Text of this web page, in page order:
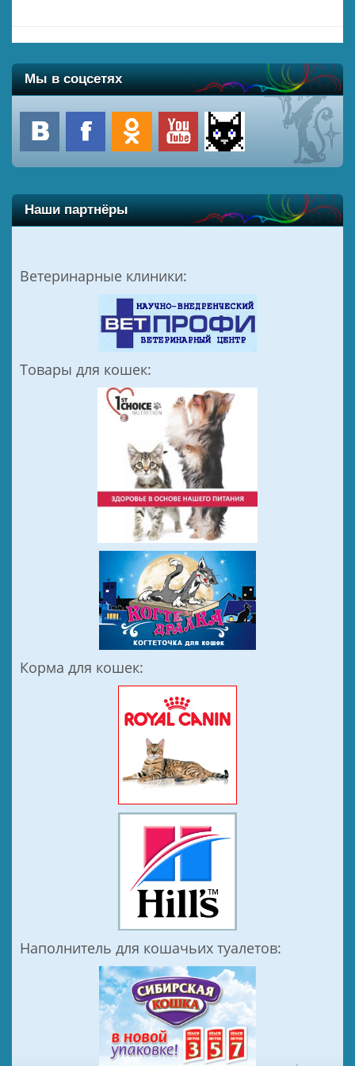
Мы в соцсетях
Наши партнёры
Ветеринарные клиники:
Товары для кошек:
Корма для кошек:
Наполнитель для кошачьих туалетов: